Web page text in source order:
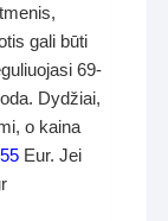
gali būti
69-
Dydžiai,
o kaina
Eur. Jei